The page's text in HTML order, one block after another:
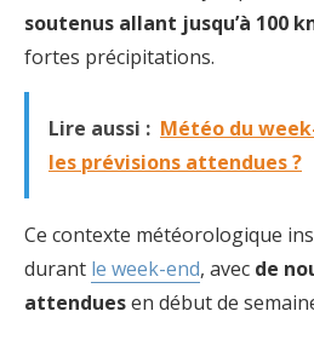
soutenus allant jusqu’à 100
fortes précipitations.
Lire aussi : Météo du
les prévisions attendues ?
Ce contexte météorologique
durant le week-end, avec de
attenduesen début de